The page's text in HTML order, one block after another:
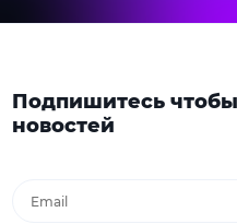
Подпишитесь
новостей